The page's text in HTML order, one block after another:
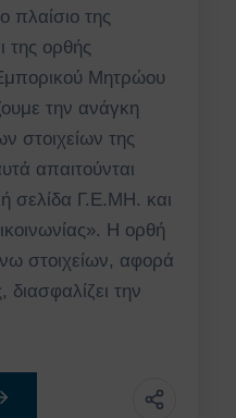
πλαίσιο της
της ορθής
Μητρώου
την ανάγκη
στοιχείων της
απαιτούνται
σελίδα Γ.Ε.ΜΗ. και
Η ορθή
στοιχείων, αφορά
την